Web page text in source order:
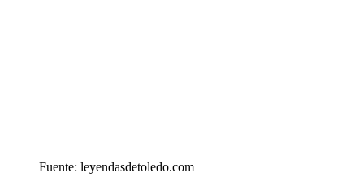
Fuente: leyendasdetoledo.com